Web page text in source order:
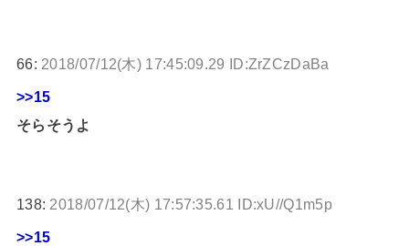
66: 2018/07/12(木) 17:45:09.29 ID:ZrZCzDaBa
>>15
そらそうよ
138: 2018/07/12(木) 17:57:35.61 ID:xU//Q1m5p
>>15